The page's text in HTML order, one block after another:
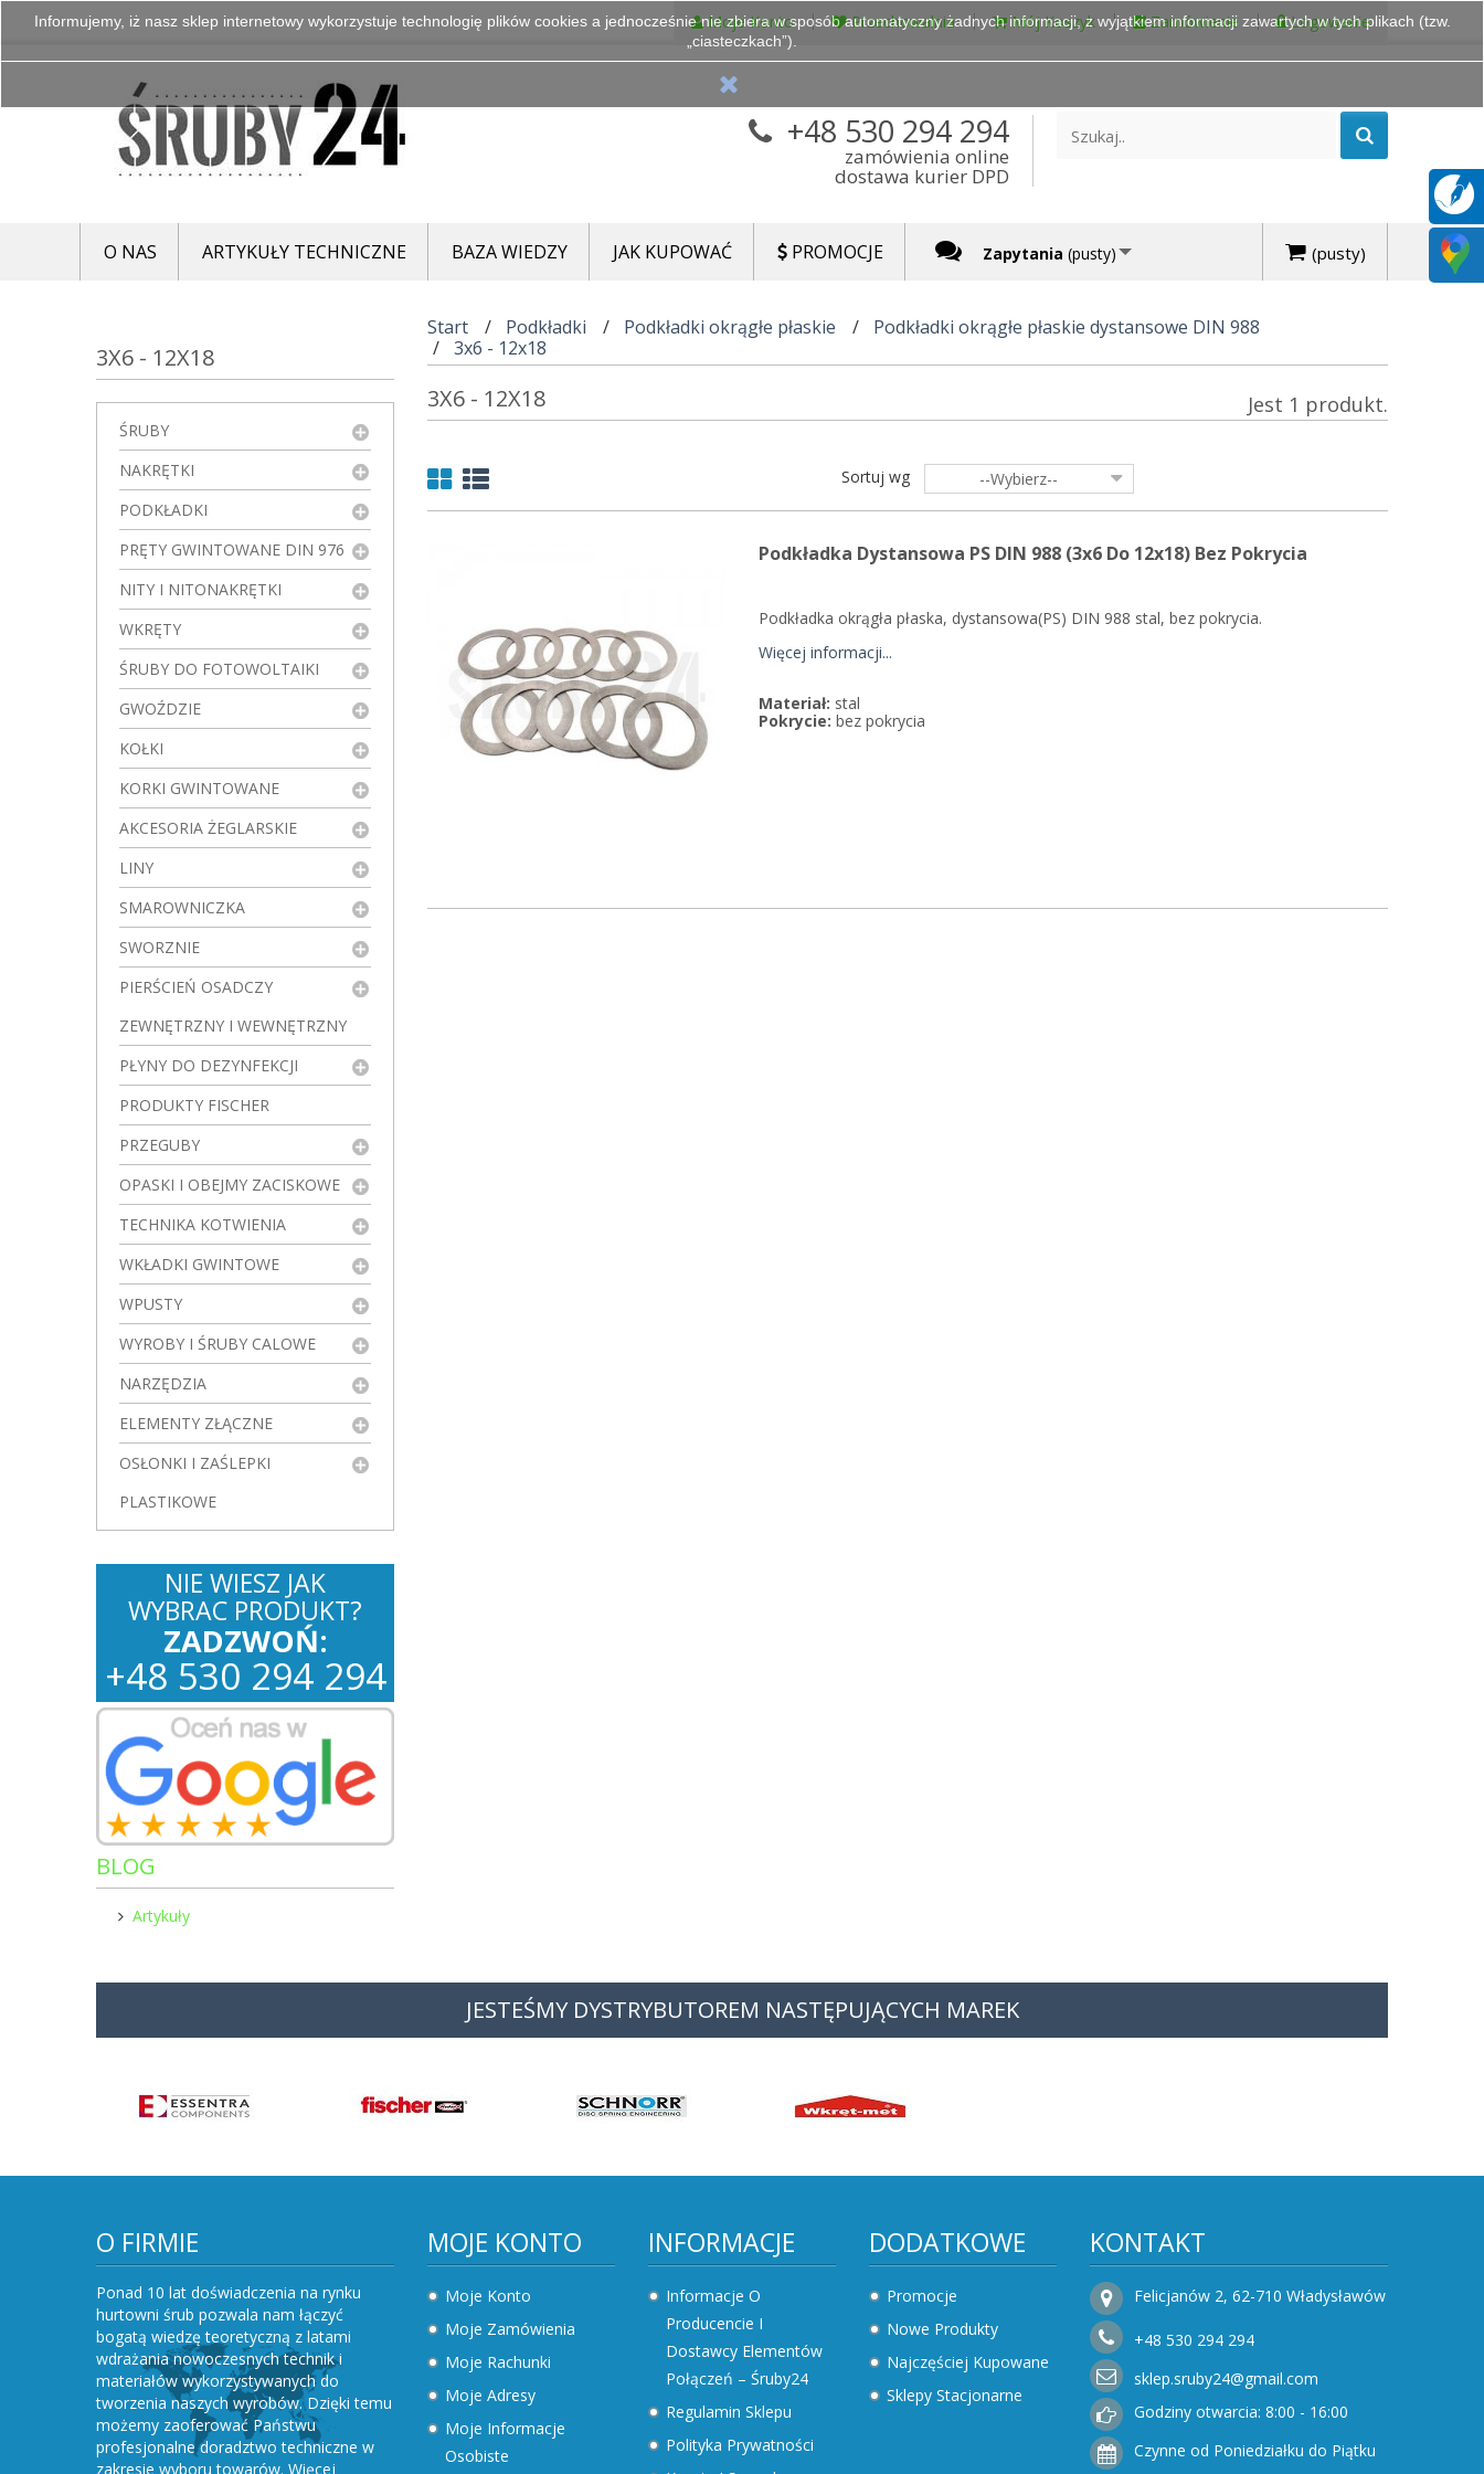
Moje Konto Przechowalnia Mój Koszyk Zamówienie Logowanie
(pusty)
+48 530 294 294
zamówienia online
dostawa kurier DPD
Zapytania (pusty)
O NAS ARTYKUŁY TECHNICZNE BAZA WIEDZY JAK KUPOWAĆ PROMOCJE
3X6 - 12X18
ŚRUBY
NAKRĘTKI
PODKŁADKI
PRĘTY GWINTOWANE DIN 976
NITY I NITONAKRĘTKI
WKRĘTY
ŚRUBY DO FOTOWOLTAIKI
GWOŹDZIE
KOŁKI
KORKI GWINTOWANE
AKCESORIA ŻEGLARSKIE
LINY
SMAROWNICZKA
SWORZNIE
PIERŚCIEŃ OSADCZY
ZEWNĘTRZNY I WEWNĘTRZNY
PŁYNY DO DEZYNFEKCJI
PRODUKTY FISCHER
PRZEGUBY
OPASKI I OBEJMY ZACISKOWE
TECHNIKA KOTWIENIA
WKŁADKI GWINTOWE
WPUSTY
WYROBY I ŚRUBY CALOWE
NARZĘDZIA
ELEMENTY ZŁĄCZNE
OSŁONKI I ZAŚLEPKI
PLASTIKOWE
NIE WIESZ JAK
WYBRAC PRODUKT?
ZADZWOŃ:
+48 530 294 294
BLOG
Artykuły
Start Podkładki Podkładki okrągłe płaskie
Podkładki okrągłe płaskie dystansowe DIN 988
3x6 - 12x18
3X6 - 12X18 Jest 1 produkt.
Sortuj wg --Wybierz--
Podkładka Dystansowa PS DIN 988 (3x6 Do 12x18) Bez Pokrycia
Podkładka okrągła płaska, dystansowa(PS) DIN 988 stal, bez pokrycia.
Więcej informacji...
Materiał: stal
Pokrycie: bez pokrycia
JESTEŚMY DYSTRYBUTOREM NASTĘPUJĄCYCH MAREK
O FIRMIE
Ponad 10 lat doświadczenia na rynku
hurtowni śrub pozwala nam łączyć
bogatą wiedzę teoretyczną z latami
wdrażania nowoczesnych technik i
materiałów wykorzystywanych do
tworzenia naszych wyrobów. Dzięki temu
możemy zaoferować Państwu
profesjonalne doradztwo techniczne w
zakresie wyboru towarów. Więcej
MOJE KONTO
Moje Konto
Moje Zamówienia
Moje Rachunki
Moje Adresy
Moje Informacje
Osobiste
INFORMACJE
Informacje O
Producencie I
Dostawcy Elementów
Połączeń – Śruby24
Regulamin Sklepu
Polityka Prywatności
DODATKOWE
Promocje
Nowe Produkty
Najczęściej Kupowane
Sklepy Stacjonarne
KONTAKT
Felicjanów 2, 62-710 Władysławów
+48 530 294 294
sklep.sruby24@gmail.com
Godziny otwarcia: 8:00 - 16:00
Czynne od Poniedziałku do Piątku
Informujemy, iż nasz sklep internetowy wykorzystuje technologię plików cookies a jednocześnie nie zbiera w sposób automatyczny żadnych informacji, z wyjątkiem informacji zawartych w tych plikach (tzw.
„ciasteczkach”).